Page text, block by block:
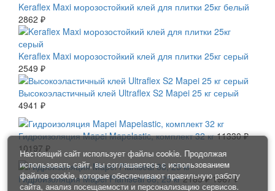
Keraflex Maxi морозостойкий клей для плитки 25кг белый
2862 ₽
Keraflex Maxi морозостойкий клей для плитки 25кг серый
2549 ₽
Высокоэластичный клей Ultraflex S2 Mapei 25 кг серый
4941 ₽
Гидроизоляция Mapei Mapelastic, комплект 32 кг 11330 ₽
10197 ₽
СКИДКА 10 %
Гидроизоляция Mapei Planiseal 88, 25 кг 2185 ₽1967 ₽
СКИДКА 10 %
Настоящий сайт использует файлы cookie. Продолжая
использовать сайт, вы соглашаетесь с использованием
файлов cookie, которые обеспечивают правильную работу
сайта, анализ посещаемости и персонализацию сервисов.